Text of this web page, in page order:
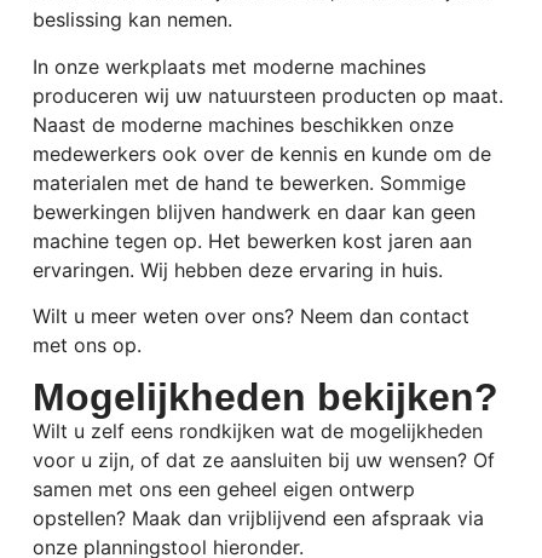
beslissing kan nemen.
In onze werkplaats met moderne machines
produceren wij uw natuursteen producten op maat.
Naast de moderne machines beschikken onze
medewerkers ook over de kennis en kunde om de
materialen met de hand te bewerken. Sommige
bewerkingen blijven handwerk en daar kan geen
machine tegen op. Het bewerken kost jaren aan
ervaringen. Wij hebben deze ervaring in huis.
Wilt u meer weten over ons? Neem dan contact
met ons op.
Mogelijkheden bekijken?
Wilt u zelf eens rondkijken wat de mogelijkheden
voor u zijn, of dat ze aansluiten bij uw wensen? Of
samen met ons een geheel eigen ontwerp
opstellen? Maak dan vrijblijvend een afspraak via
onze planningstool hieronder.